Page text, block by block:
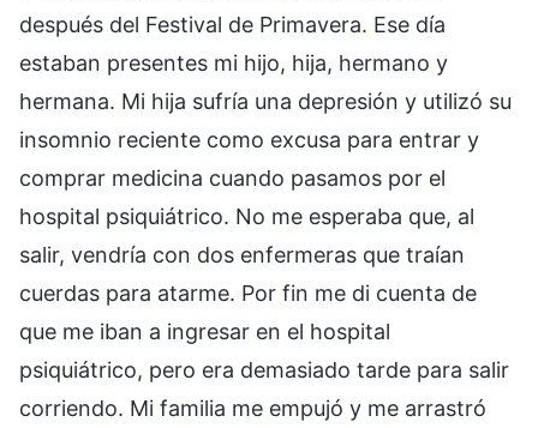
después del Festival de Primavera. Ese día
estaban presentes mi hijo, hija, hermano y
hermana. Mi hija sufría una depresión y utilizó su
insomnio reciente como excusa para entrar y
comprar medicina cuando pasamos por el
hospital psiquiátrico. No me esperaba que, al
salir, vendría con dos enfermeras que traían
cuerdas para atarme. Por fin me di cuenta de
que me iban a ingresar en el hospital
psiquiátrico, pero era demasiado tarde para salir
corriendo. Mi familia me empujó y me arrastró